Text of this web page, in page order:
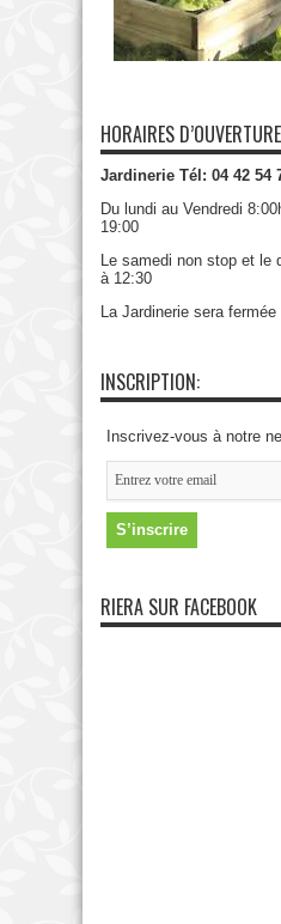
HORAIRES
Jardinerie Tél: 04 42 54
Du lundi au Vendredi
19:00
Le samedi non stop et le
à 12:30
La Jardinerie sera
INSCRIPTION:
Inscrivez-vous à notre
RIERA SUR FACEBOOK